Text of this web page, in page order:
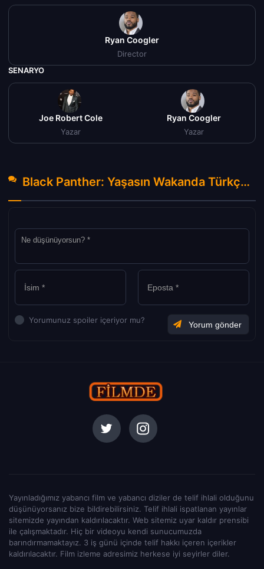
Ryan Coogler
Director
SENARYO
Joe Robert Cole
Yazar
Ryan Coogler
Yazar
Black Panther: Yaşasın Wakanda Türkçe Dublaj izle (2022) Hakkında Yorumlar
Yorumunuz spoiler içeriyor mu?
Yayınladığımız yabancı film ve yabancı diziler de telif ihlali olduğunu
düşünüyorsanız bize bildirebilirsiniz. Telif ihlali ispatlanan yayınlar
sitemizde yayından kaldırılacaktır. Web sitemiz uyar kaldır prensibi
ile çalışmaktadır. Hiç bir videoyu kendi sunucumuzda
barındırmamaktayız. 3 iş günü içinde telif hakkı içeren içerikler
kaldırılacaktır. Film izleme adresimiz herkese iyi seyirler diler.